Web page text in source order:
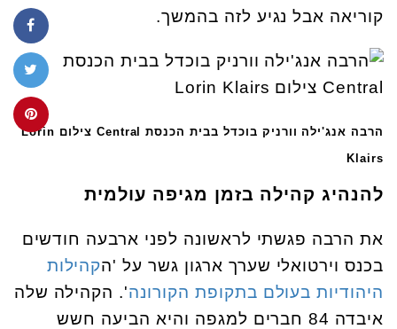
קוריאה אבל נגיע לזה בהמשך.
הרבה אנג'ילה וורניק בוכדל בבית הכנסת Central צילום Lorin
Klairs
להנהיג קהילה בזמן מגיפה עולמית
את הרבה פגשתי לראשונה לפני ארבעה חודשים
בכנס וירטואלי שערך ארגון גשר על 'הקהילות
היהודיות בעולם בתקופת הקורונה'. הקהילה שלה
איבדה 84 חברים למגפה והיא הביעה חשש